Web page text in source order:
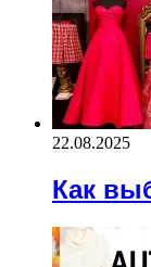
22.08.2025
Как